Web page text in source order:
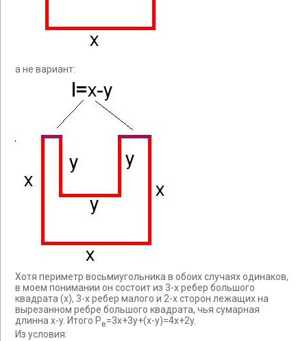
а не вариант:
Хотя периметр восьмиугольника в обоих случаях одинаков,
в моем понимании он состоит из 3-х ребер большого
квадрата (х), 3-х ребер малого и 2-х сторон лежащих на
вырезанном ребре большого квадрата, чья сумарная
длинна x-y. Итого Pв=3x+3y+(x-y)=4x+2y.
Из условия: